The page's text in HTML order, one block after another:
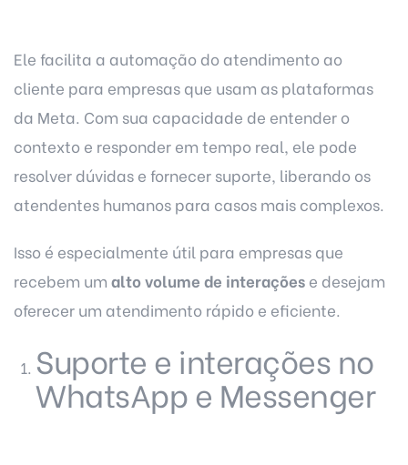
Ele facilita a automação do atendimento ao
cliente para empresas que usam as plataformas
da Meta. Com sua capacidade de entender o
contexto e responder em tempo real, ele pode
resolver dúvidas e fornecer suporte, liberando os
atendentes humanos para casos mais complexos.
Isso é especialmente útil para empresas que
recebem um alto volume de interações e desejam
oferecer um atendimento rápido e eficiente.
Suporte e interações no
WhatsApp e Messenger